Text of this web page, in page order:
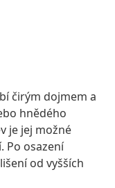
čirým dojmem a
hnědého
je jej možné
Po osazení
od vyšších